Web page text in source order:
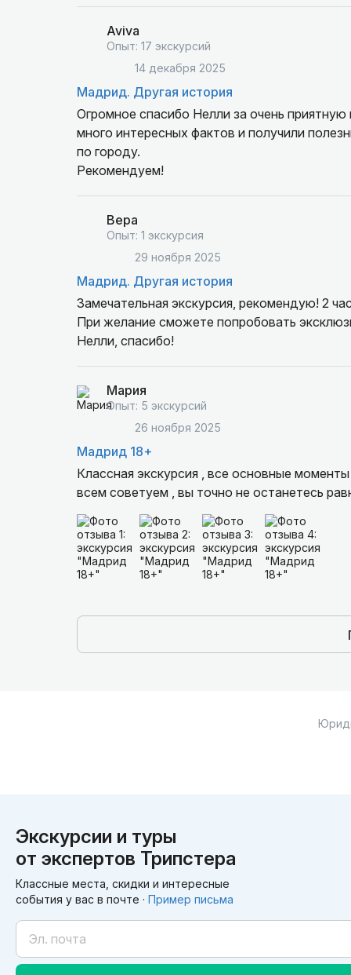
Aviva
Опыт: 17 экскурсий
14 декабря 2025
Мадрид. Другая история
Огромное спасибо Нелли за очень
много интересных фактов и получили
по городу.
Рекомендуем!
Вера
Опыт: 1 экскурсия
29 ноября 2025
Мадрид. Другая история
Замечательная экскурсия, рекомендую! 2
При желание сможете попробовать
Нелли, спасибо!
Мария
Опыт: 5 экскурсий
26 ноября 2025
Мадрид 18+
Классная экскурсия , все основные
всем советуем , вы точно не останетесь
Экскурсии и туры
от экспертов Трипстера
Классные места, скидки и интересные
события у вас в почте · Пример письма